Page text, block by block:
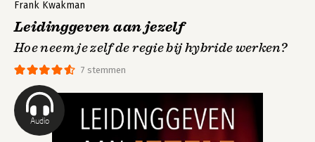
Audio
7 stemmen
Frank Kwakman
Leidinggeven aan jezelf
Hoe neem je zelf de regie bij hybride werken?